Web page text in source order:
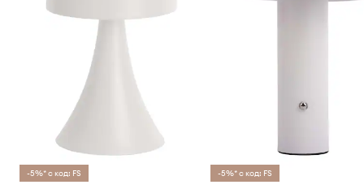
-5%* с код: FS -5%* с код: FS